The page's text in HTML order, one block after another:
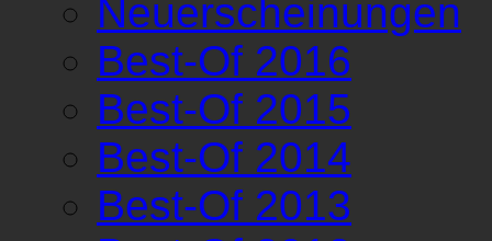
Neuerscheinungen
Best-Of 2016
Best-Of 2015
Best-Of 2014
Best-Of 2013